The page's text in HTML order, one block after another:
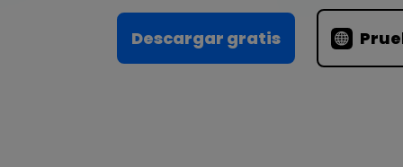
Para EdrawMax >
Descargar gratis